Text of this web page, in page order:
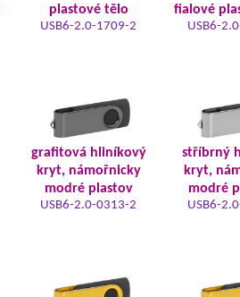
plastové tělo
USB6-2.0-1709-2
fialové
USB6-
grafitová hliníkový
kryt, námořnicky
modré plastov
USB6-2.0-0313-2
stříbrný
kryt,
modré
USB6-